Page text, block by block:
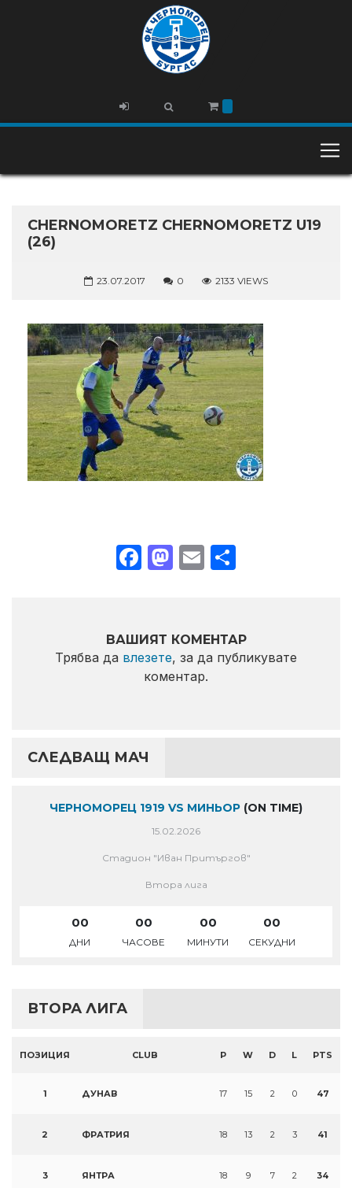
CHERNOMORETZ CHERNOMORETZ U19
(26)
23.07.2017 0 2133 VIEWS
Facebook
Mastodon
Email
ВАШИЯТ КОМЕНТАР
Трябва да влезете, за да публикувате
коментар.
СЛЕДВАЩ МАЧ
ЧЕРНОМОРЕЦ 1919 VS МИНЬОР (ON TIME)
15.02.2026
Стадион "Иван Притъргов"
Втора лига
00
ДНИ
00
ЧАСОВЕ
00
МИНУТИ
00
СЕКУДНИ
ВТОРА ЛИГА
ПОЗИЦИЯ CLUB P W D L PTS
1 ДУНАВ 17 15 2 0 47
2 ФРАТРИЯ 18 13 2 3 41
3 ЯНТРА 18 9 7 2 34